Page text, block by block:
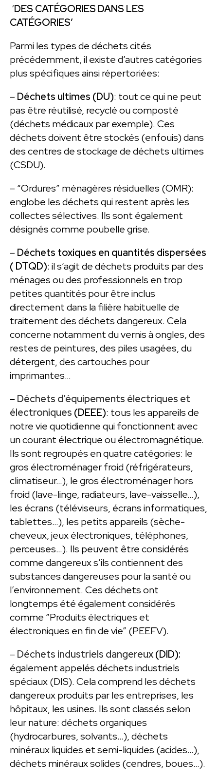
‘DES CATÉGORIES DANS LES
CATÉGORIES’
Parmi les types de déchets cités
précédemment, il existe d’autres catégories
plus spécifiques ainsi répertoriées:
– Déchets ultimes (DU): tout ce qui ne peut
pas être réutilisé, recyclé ou composté
(déchets médicaux par exemple). Ces
déchets doivent être stockés (enfouis) dans
des centres de stockage de déchets ultimes
(CSDU).
– “Ordures” ménagères résiduelles (OMR):
englobe les déchets qui restent après les
collectes sélectives. Ils sont également
désignés comme poubelle grise.
– Déchets toxiques en quantités dispersées
( DTQD): il s’agit de déchets produits par des
ménages ou des professionnels en trop
petites quantités pour être inclus
directement dans la filière habituelle de
traitement des déchets dangereux. Cela
concerne notamment du vernis à ongles, des
restes de peintures, des piles usagées, du
détergent, des cartouches pour
imprimantes…
– Déchets d’équipements électriques et
électroniques (DEEE): tous les appareils de
notre vie quotidienne qui fonctionnent avec
un courant électrique ou électromagnétique.
Ils sont regroupés en quatre catégories: le
gros électroménager froid (réfrigérateurs,
climatiseur…), le gros électroménager hors
froid (lave-linge, radiateurs, lave-vaisselle…),
les écrans (téléviseurs, écrans informatiques,
tablettes…), les petits appareils (sèche-
cheveux, jeux électroniques, téléphones,
perceuses…). Ils peuvent être considérés
comme dangereux s’ils contiennent des
substances dangereuses pour la santé ou
l’environnement. Ces déchets ont
longtemps été également considérés
comme “Produits électriques et
électroniques en fin de vie” (PEEFV).
– Déchets industriels dangereux(DID):
également appelés déchets industriels
spéciaux (DIS). Cela comprend les déchets
dangereux produits par les entreprises, les
hôpitaux, les usines. Ils sont classés selon
leur nature: déchets organiques
(hydrocarbures, solvants…), déchets
minéraux liquides et semi-liquides (acides…),
déchets minéraux solides (cendres, boues…).